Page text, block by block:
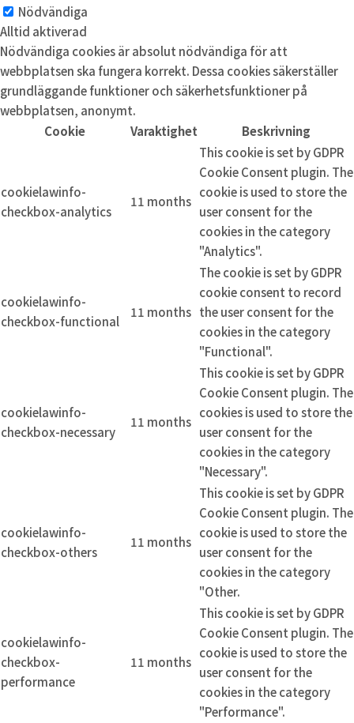
Nödvändiga
Alltid aktiverad
Nödvändiga cookies är absolut nödvändiga för att
webbplatsen ska fungera korrekt. Dessa cookies säkerställer
grundläggande funktioner och säkerhetsfunktioner på
webbplatsen, anonymt.
Cookie
Varaktighet Beskrivning
cookielawinfo-
checkbox-analytics
11 months
This cookie is set by GDPR
Cookie Consent plugin. The
cookie is used to store the
user consent for the
cookies in the category
"Analytics".
cookielawinfo-
checkbox-functional
11 months
The cookie is set by GDPR
cookie consent to record
the user consent for the
cookies in the category
"Functional".
cookielawinfo-
checkbox-necessary
11 months
This cookie is set by GDPR
Cookie Consent plugin. The
cookies is used to store the
user consent for the
cookies in the category
"Necessary".
cookielawinfo-
checkbox-others
11 months
This cookie is set by GDPR
Cookie Consent plugin. The
cookie is used to store the
user consent for the
cookies in the category
"Other.
cookielawinfo-
checkbox-
performance
11 months
This cookie is set by GDPR
Cookie Consent plugin. The
cookie is used to store the
user consent for the
cookies in the category
"Performance".